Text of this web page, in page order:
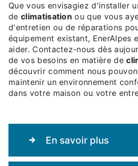
Que vous envisagiez d'installer
de climatisation ou que vous
d'entretien ou de réparations
équipement existant, EnerAlpes
aider. Contactez-nous dès
de vos besoins en matière de
découvrir comment nous
maintenir un environnement
dans votre maison ou votre
En savoir plus